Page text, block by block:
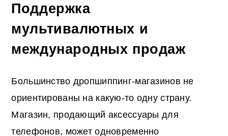
Поддержка
мультивалютных и
международных продаж
Большинство дропшиппинг-магазинов не
ориентированы на какую-то одну страну.
Магазин, продающий аксессуары для
телефонов, может одновременно